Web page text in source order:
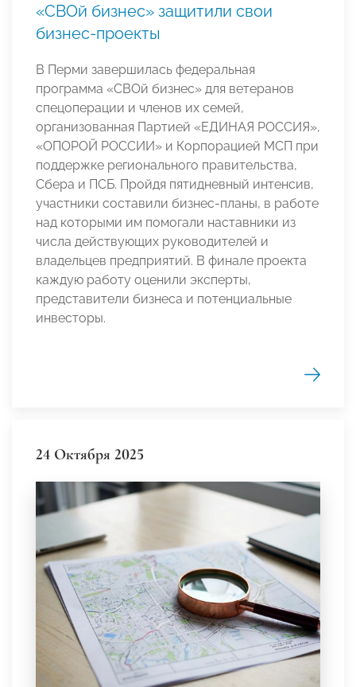
«СВОй бизнес» защитили свои
бизнес-проекты
В Перми завершилась федеральная
программа «СВОй бизнес» для ветеранов
спецоперации и членов их семей,
организованная Партией «ЕДИНАЯ РОССИЯ»,
«ОПОРОЙ РОССИИ» и Корпорацией МСП при
поддержке регионального правительства,
Сбера и ПСБ. Пройдя пятидневный интенсив,
участники составили бизнес-планы, в работе
над которыми им помогали наставники из
числа действующих руководителей и
владельцев предприятий. В финале проекта
каждую работу оценили эксперты,
представители бизнеса и потенциальные
инвесторы.
24 Октября 2025